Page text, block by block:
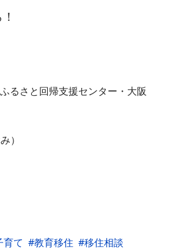
さと回帰支援センター・大阪
）
育て 教育移住 移住相談